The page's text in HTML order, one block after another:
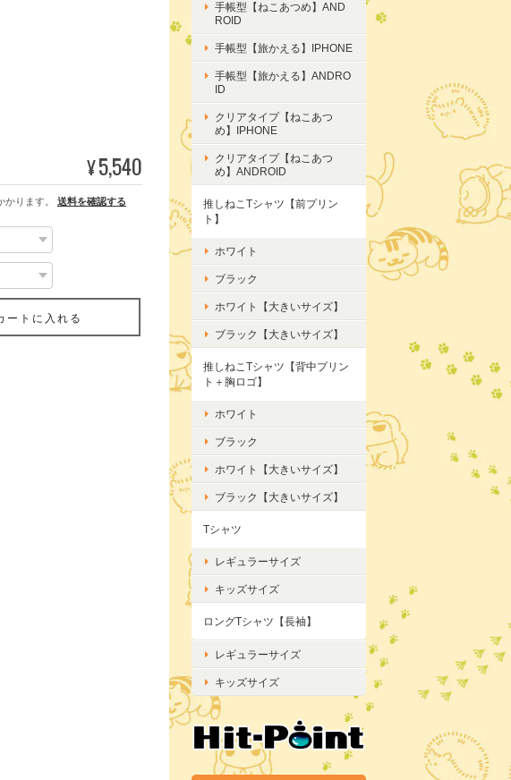
¥5,540
ります。 送料を確認する
ートに入れる
手帳型【ねこあつめ】AND
ROID
手帳型【旅かえる】IPHONE
手帳型【旅かえる】ANDRO
ID
クリアタイプ【ねこあつ
め】IPHONE
クリアタイプ【ねこあつ
め】ANDROID
推しねこTシャツ【前プリン
ト】
ホワイト
ブラック
ホワイト【大きいサイズ】
ブラック【大きいサイズ】
推しねこTシャツ【背中プリン
ト＋胸ロゴ】
ホワイト
ブラック
ホワイト【大きいサイズ】
ブラック【大きいサイズ】
Tシャツ
レギュラーサイズ
キッズサイズ
ロングTシャツ【長袖】
レギュラーサイズ
キッズサイズ